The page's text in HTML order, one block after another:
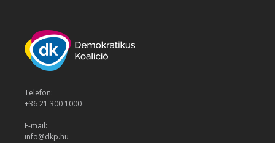
Telefon:
+36 21 300 1000
E-mail:
info@dkp.hu